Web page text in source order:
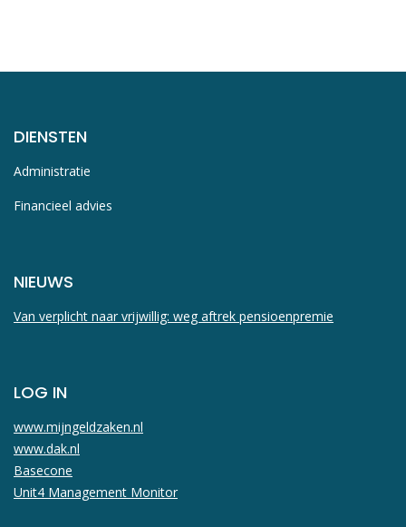
DIENSTEN
Administratie
Financieel advies
NIEUWS
Van verplicht naar vrijwillig: weg aftrek pensioenpremie
LOG IN
www.mijngeldzaken.nl
www.dak.nl
Basecone
Unit4 Management Monitor